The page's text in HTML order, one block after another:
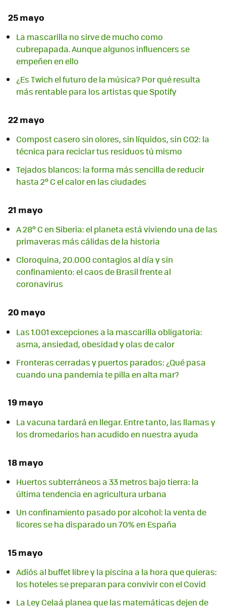
25 mayo
La mascarilla no sirve de mucho como
cubrepapada. Aunque algunos influencers se
empeñen en ello
¿Es Twich el futuro de la música? Por qué resulta
más rentable para los artistas que Spotify
22 mayo
Compost casero sin olores, sin líquidos, sin CO2: la
técnica para reciclar tus residuos tú mismo
Tejados blancos: la forma más sencilla de reducir
hasta 2º C el calor en las ciudades
21 mayo
A 28º C en Siberia: el planeta está viviendo una de las
primaveras más cálidas de la historia
Cloroquina, 20.000 contagios al día y sin
confinamiento: el caos de Brasil frente al
coronavirus
20 mayo
Las 1.001 excepciones a la mascarilla obligatoria:
asma, ansiedad, obesidad y olas de calor
Fronteras cerradas y puertos parados: ¿Qué pasa
cuando una pandemia te pilla en alta mar?
19 mayo
La vacuna tardará en llegar. Entre tanto, las llamas y
los dromedarios han acudido en nuestra ayuda
18 mayo
Huertos subterráneos a 33 metros bajo tierra: la
última tendencia en agricultura urbana
Un confinamiento pasado por alcohol: la venta de
licores se ha disparado un 70% en España
15 mayo
Adiós al buffet libre y la piscina a la hora que quieras:
los hoteles se preparan para convivir con el Covid
La Ley Celaá planea que las matemáticas dejen de